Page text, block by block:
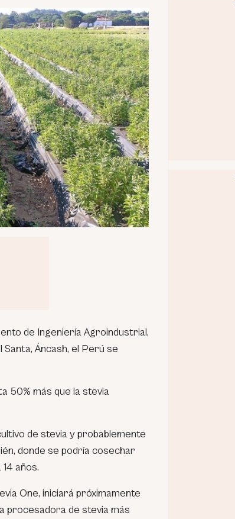
de Ingeniería Agroindustrial,
Santa, Áncash, el Perú se
50% más que la stevia
de stevia y probablemente
donde se podría cosechar
años.
One, iniciará próximamente
procesadora de stevia más